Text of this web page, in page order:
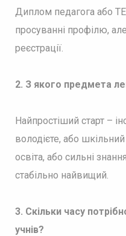
Диплом педагога або
просуванні профілю,
реєстрації.
2. З якого предмета
Найпростіший старт –
володієте, або
освіта, або сильні
стабільно найвищий.
3. Скільки часу
учнів?